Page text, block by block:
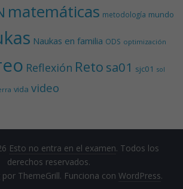
matemáticas metodología mundo
Naukas en familia ODS optimización
Reflexión Reto sa01 sjc01 sol
vida video
Esto no entra en el examen. Todos los
derechos reservados.
por ThemeGrill. Funciona conWordPress.